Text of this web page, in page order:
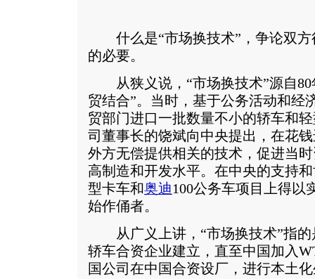
什么是“市场换技术”，争论双方
的必要。
从狭义说，“市场换技术”源自80
贸结合”。当时，基于公务活动和经
贸部门进口一批数量不小的轿车和
司董事长的饶斌向中央提出，在花
外方无偿提供相关的技术，促进当
高制造和开发水平。在中央的支持
型卡车和奥迪100公务车项目上得以
始作俑者。
从广义上讲，“市场换技术”指的
轿车合资企业建立，直至中国加入
国公司在中国合资设厂，进行本土